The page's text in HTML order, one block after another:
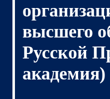
высшего
Русской
академия)